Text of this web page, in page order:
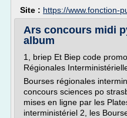
Site : https://www.fonction-
Ars concours midi
album
1, briep Et Biep code
Régionales
Bourses régionales
concours sciences po
mises en ligne par les
interministériel 2, les